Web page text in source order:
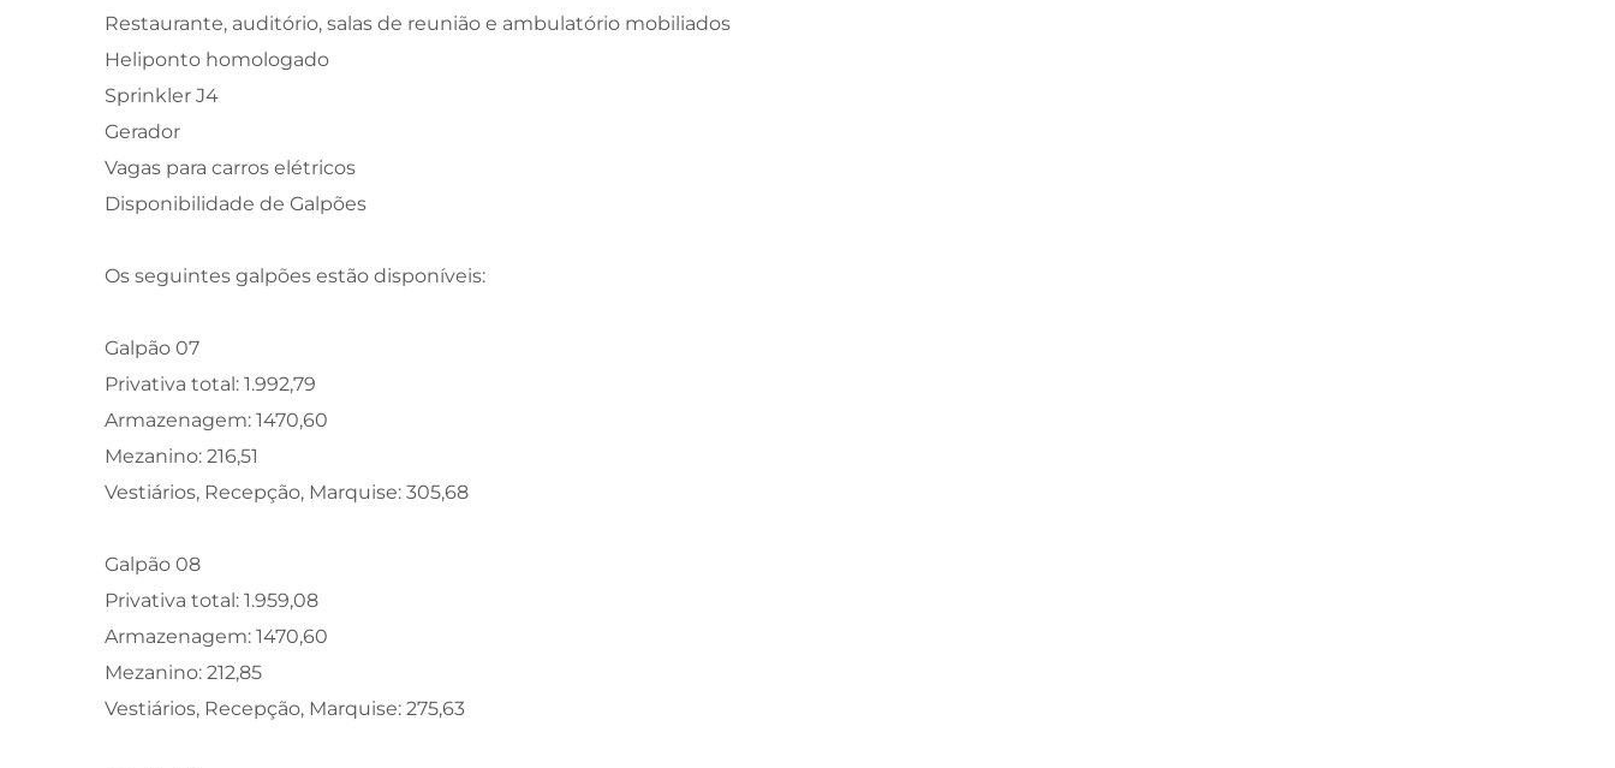
Restaurante, auditório, salas de reunião e ambulatório mobiliados
Heliponto homologado
Sprinkler J4
Gerador
Vagas para carros elétricos
Disponibilidade de Galpões
Os seguintes galpões estão disponíveis:
Galpão 07
Privativa total: 1.992,79
Armazenagem: 1470,60
Mezanino: 216,51
Vestiários, Recepção, Marquise: 305,68
Galpão 08
Privativa total: 1.959,08
Armazenagem: 1470,60
Mezanino: 212,85
Vestiários, Recepção, Marquise: 275,63